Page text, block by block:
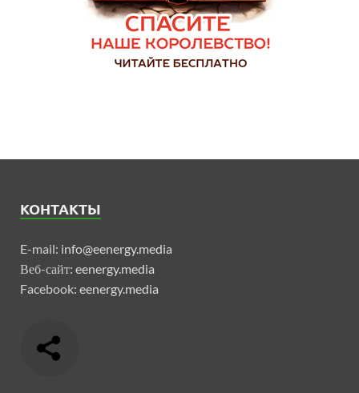
КОНТАКТЫ
E-mail: info@eenergy.media
Веб-сайт: eenergy.media
Facebook: eenergy.media